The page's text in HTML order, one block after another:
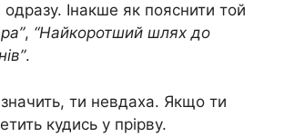
Інакше як пояснити той
, “Найкоротший шлях до
.
ти невдаха. Якщо ти
кудись у прірву.